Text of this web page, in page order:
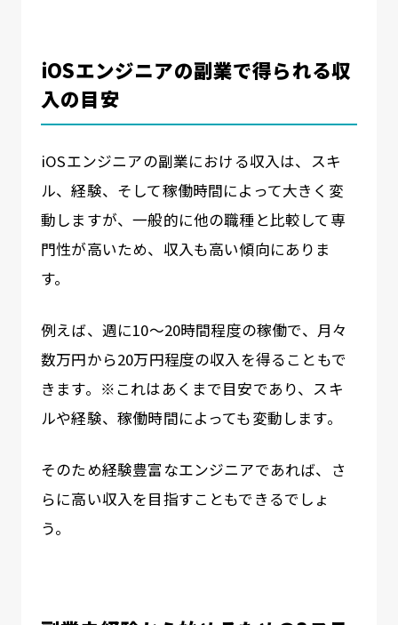
iOSエンジニアの副業で得られる収
入の目安
iOSエンジニアの副業における収入は、スキ
ル、経験、そして稼働時間によって大きく変
動しますが、一般的に他の職種と比較して専
門性が高いため、収入も高い傾向にありま
す。
例えば、週に10〜20時間程度の稼働で、月々
数万円から20万円程度の収入を得ることもで
きます。※これはあくまで目安であり、スキ
ルや経験、稼働時間によっても変動します。
そのため経験豊富なエンジニアであれば、さ
らに高い収入を目指すこともできるでしょ
う。